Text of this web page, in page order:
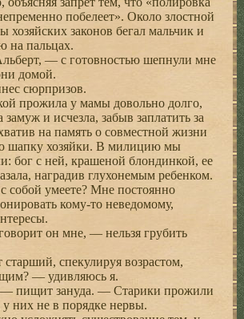
побелеет». Около злостной
хозяйских законов бегал мальчик и
на пальцах.
— с готовностью шепнули мне
домой.
сюрпризов.
прожила у мамы довольно долго,
и исчезла, забыв заплатить за
на память о совместной жизни
шапку хозяйки. В милицию мы
бог с ней, крашеной блондинкой, ее
наградив глухонемым ребенком.
собой умеете? Мне постоянно
кому-то неведомому,
он мне, — нельзя грубить
спекулируя возрастом,
— удивляюсь я.
пищит зануда. — Старики прожили
них не в порядке нервы.